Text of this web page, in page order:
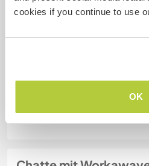
cookies if you continue to use
OK